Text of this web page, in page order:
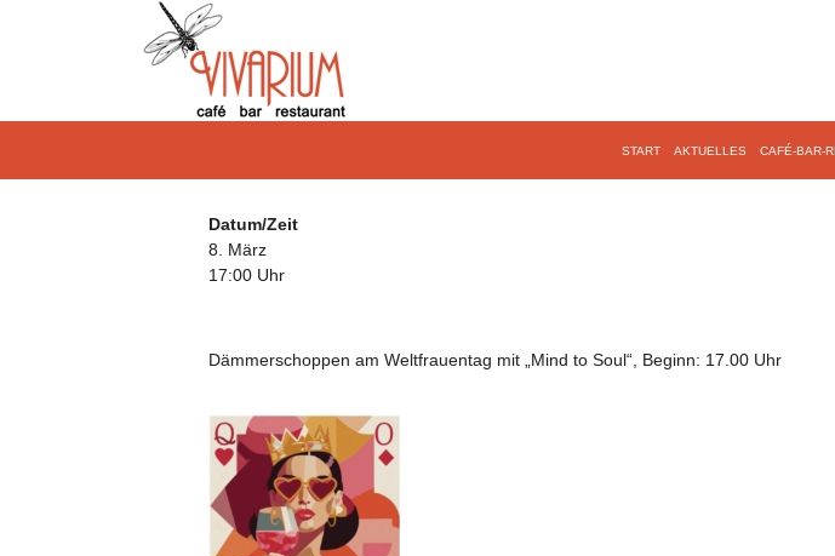
START AKTUELLES CAFÉ-BAR-
Datum/Zeit
8. März
17:00 Uhr
Dämmerschoppen am Weltfrauentag mit „Mind to Soul“, Beginn: 17.00 Uhr